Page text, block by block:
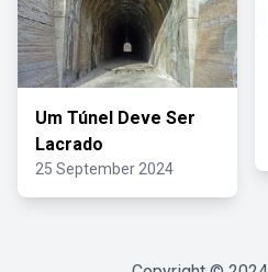
Um Túnel Deve Ser
Lacrado
25 September 2024